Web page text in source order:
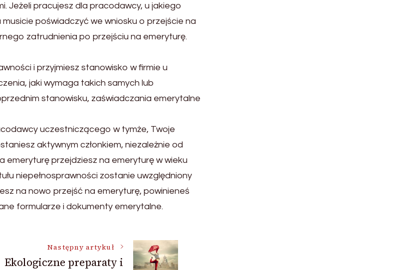
Jeżeli pracujesz dla pracodawcy, u jakiego
poświadczyć we wniosku o przejście na
zatrudnienia po przejściu na emeryturę.
i przyjmiesz stanowisko w firmie u
jaki wymaga takich samych lub
stanowisku, zaświadczania emerytalne
uczestniczącego w tymże, Twoje
aktywnym członkiem, niezależnie od
emeryturę przejdziesz na emeryturę w wieku
niepełnosprawności zostanie uwzględniony
na nowo przejść na emeryturę, powinieneś
formularze i dokumenty emerytalne.
Następny artykuł
Ekologiczne preparaty i